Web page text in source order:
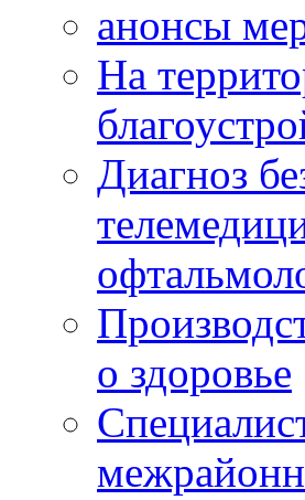
анонсы
На
Диагноз
о здоровье